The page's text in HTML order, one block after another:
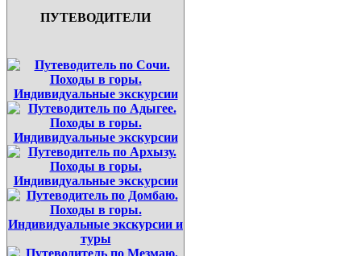
ПУТЕВОДИТЕЛИ